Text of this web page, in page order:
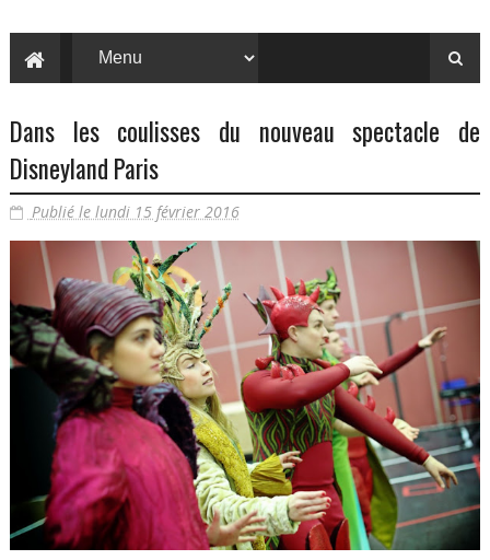
Dans les coulisses du nouveau spectacle de
Disneyland Paris
Publié le lundi 15 février 2016